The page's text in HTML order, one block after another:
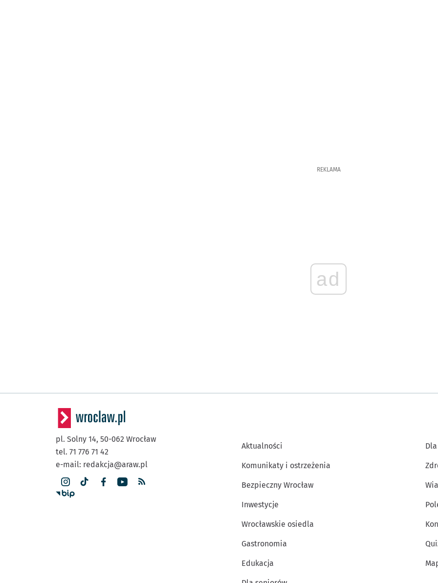
REKLAMA
ad
pl. Solny 14, 50-062 Wrocław
tel. 71 776 71 42
e-mail: redakcja@araw.pl
Aktualności
Komunikaty i ostrzeżenia
Bezpieczny Wrocław
Inwestycje
Wrocławskie osiedla
Gastronomia
Edukacja